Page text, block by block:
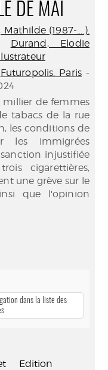
DE MAI
(1987-....).
Durand, Elodie
Futuropolis. Paris -
millier de femmes
tabacs de la rue
les conditions de
les immigrées
injustifiée
cigarettières,
une grève sur le
que l'opinion
dans la liste des
Edition